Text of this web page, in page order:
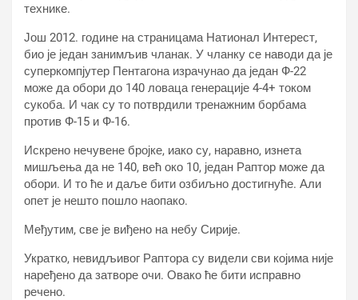
технике.
Још 2012. године на страницама Натионал Интерест,
био је један занимљив чланак. У чланку се наводи да је
суперкомпјутер Пентагона израчунао да један Ф-22
може да обори до 140 ловаца генерације 4-4+ током
сукоба. И чак су то потврдили тренажним борбама
против Ф-15 и Ф-16.
Искрено нечувене бројке, иако су, наравно, изнета
мишљења да не 140, већ око 10, један Раптор може да
обори. И то ће и даље бити озбиљно достигнуће. Али
опет је нешто пошло наопако.
Међутим, све је виђено на небу Сирије.
Укратко, невидљивог Раптора су видели сви којима није
наређено да затворе очи. Овако ће бити исправно
речено.